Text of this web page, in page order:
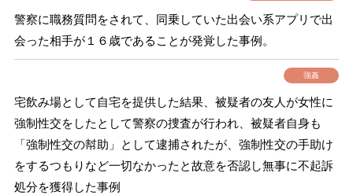
警察に職務質問をされて、同乗していた出会い系アプリで出
会った相手が１６歳であることが発覚した事例。
強姦
宅飲み場として自宅を提供した結果、被疑者の友人が女性に
強制性交をしたとして警察の捜査が行われ、被疑者自身も
「強制性交の幇助」として逮捕されたが、強制性交の手助け
をするつもりなど一切なかったと故意を否認し無事に不起訴
処分を獲得した事例